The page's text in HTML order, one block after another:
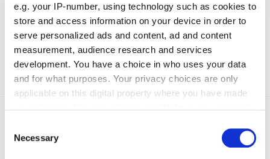
e.g. your IP-number, using technology such as cookies to
store and access information on your device in order to
serve personalized ads and content, ad and content
measurement, audience research and services
development. You have a choice in who uses your data
and for what purposes. Your privacy choices are only
applicable on this digital property where you have made
the Privacy trigger icon.
Selection
Necessary
Absenden